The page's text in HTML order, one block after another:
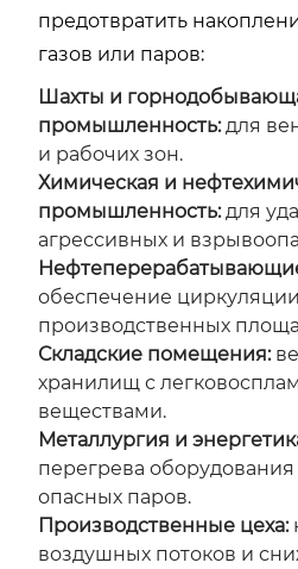
предотвратить
газов или паров:
Шахты и
промышленность:для
и рабочих зон.
Химическая и
промышленность:для
агрессивных и
обеспечение циркуляции
производственных
Складские помещения:
хранилищ с
веществами.
Металлургия и
перегрева
опасных паров.
Производственные цеха:
воздушных потоков и